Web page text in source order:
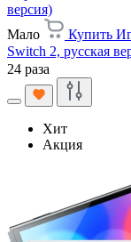
версия)
Мало
Купить
Switch 2, русская
24 раза
Хит
Акция